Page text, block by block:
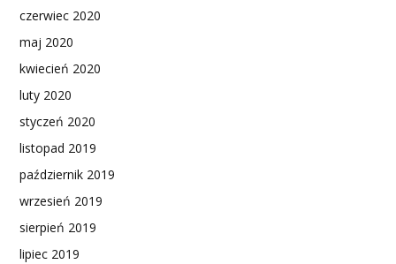
czerwiec 2020
maj 2020
kwiecień 2020
luty 2020
styczeń 2020
listopad 2019
październik 2019
wrzesień 2019
sierpień 2019
lipiec 2019